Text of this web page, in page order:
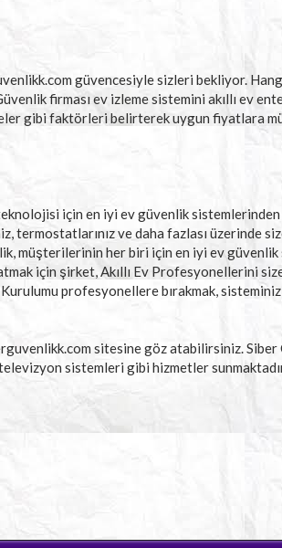
güvencesiyle sizleri bekliyor.
firması ev izleme sistemini akıllı ev
gibi faktörleri belirterek uygun fiyatlara
için en iyi ev güvenlik
termostatlarınız ve daha fazlası üzerinde
müşterilerinin her biri için en iyi ev
için şirket, Akıllı Ev Profesyonellerini
profesyonellere bırakmak,
sitesine göz atabilirsiniz. Siber
sistemleri gibi hizmetler